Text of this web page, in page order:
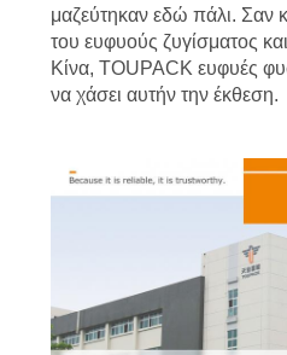
SITEMAP
ΠΟΛΙΤΙΚΉ
μαζεύτηκαν εδώ πάλι. Σαν
του ευφυούς ζυγίσματος
Κίνα, TOUPACK ευφυές
να χάσει αυτήν την έκθεση.